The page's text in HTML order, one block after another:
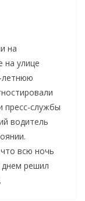
на
на улице
летнюю
пресс-службы
водитель
всю ночь
днем решил